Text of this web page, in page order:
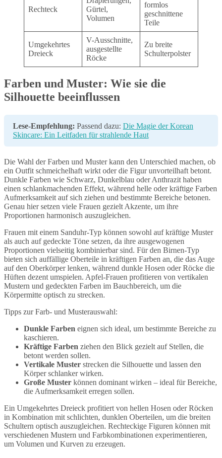
Rechteck
Gürtel,
Volumen
formlos
geschnittene
Teile
Umgekehrtes
Dreieck
V-Ausschnitte,
ausgestellte
Röcke
Zu breite
Schulterpolster
Farben und Muster: Wie sie die
Silhouette beeinflussen
Lese-Empfehlung: Passend dazu: Die Magie der Korean
Skincare: Ein Leitfaden für strahlende Haut
Die Wahl der Farben und Muster kann den Unterschied machen, ob
ein Outfit schmeichelhaft wirkt oder die Figur unvorteilhaft betont.
Dunkle Farben wie Schwarz, Dunkelblau oder Anthrazit haben
einen schlankmachenden Effekt, während helle oder kräftige Farben
Aufmerksamkeit auf sich ziehen und bestimmte Bereiche betonen.
Genau hier setzen viele Frauen gezielt Akzente, um ihre
Proportionen harmonisch auszugleichen.
Frauen mit einem Sanduhr-Typ können sowohl auf kräftige Muster
als auch auf gedeckte Töne setzen, da ihre ausgewogenen
Proportionen vielseitig kombinierbar sind. Für den Birnen-Typ
bieten sich auffällige Oberteile in kräftigen Farben an, die das Auge
auf den Oberkörper lenken, während dunkle Hosen oder Röcke die
Hüften dezent umspielen. Apfel-Frauen profitieren von vertikalen
Mustern und gedeckten Farben im Bauchbereich, um die
Körpermitte optisch zu strecken.
Tipps zur Farb- und Musterauswahl:
Dunkle Farben eignen sich ideal, um bestimmte Bereiche zu
kaschieren.
Kräftige Farben ziehen den Blick gezielt auf Stellen, die
betont werden sollen.
Vertikale Muster strecken die Silhouette und lassen den
Körper schlanker wirken.
Große Muster können dominant wirken – ideal für Bereiche,
die Aufmerksamkeit erregen sollen.
Ein Umgekehrtes Dreieck profitiert von hellen Hosen oder Röcken
in Kombination mit schlichten, dunklen Oberteilen, um die breiten
Schultern optisch auszugleichen. Rechteckige Figuren können mit
verschiedenen Mustern und Farbkombinationen experimentieren,
um Volumen und Kurven zu erzeugen.